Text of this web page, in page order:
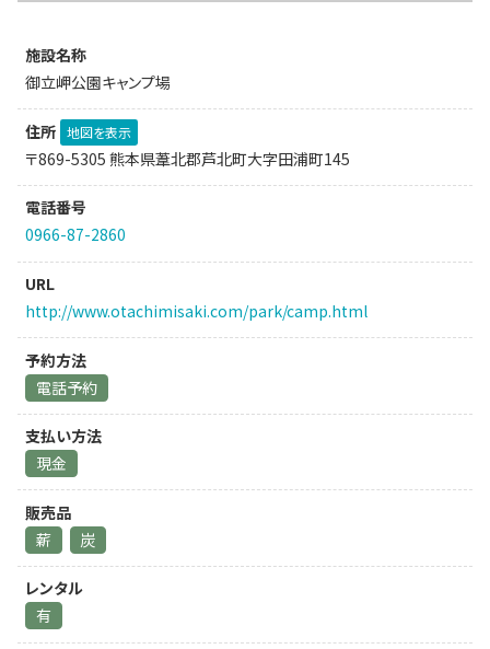
施設名称
御立岬公園キャンプ場
住所 地図を表示
〒869-5305 熊本県葦北郡芦北町大字田浦町145
電話番号
0966-87-2860
URL
http://www.otachimisaki.com/park/camp.html
予約方法
電話予約
支払い方法
現金
販売品
薪
炭
レンタル
有